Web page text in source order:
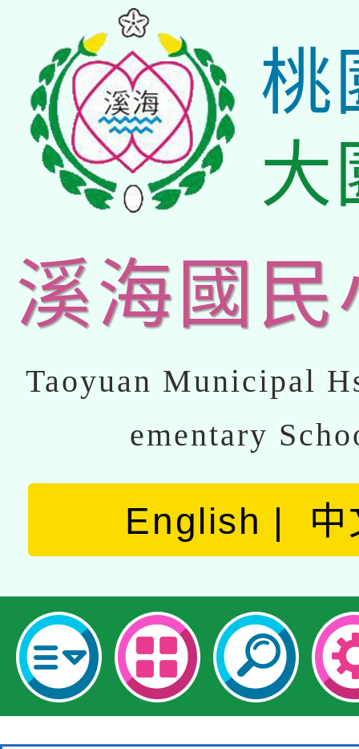
桃
大
溪海國民
Taoyuan Municipal
ementary
English 中